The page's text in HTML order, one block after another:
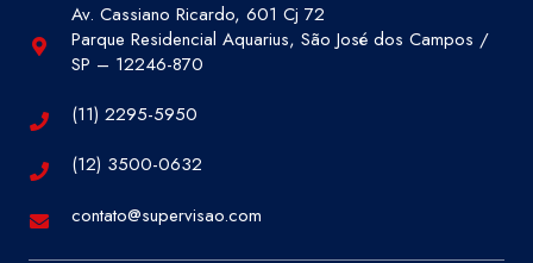
Av. Cassiano Ricardo, 601 Cj 72
Parque Residencial Aquarius, São José dos Campos /
SP – 12246-870
(11) 2295-5950
(12) 3500-0632
contato@supervisao.com